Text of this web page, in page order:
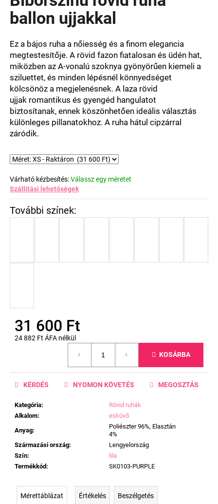
értékelése
5-
ből
csillag.
ballon ujjakkal
Ez a bájos ruha a nőiesség és a finom elegancia
megtestesítője. A rövid fazon fiatalosan és üdén hat,
miközben az A-vonalú szoknya gyönyörűen kiemeli a
sziluettet, és minden lépésnél könnyedséget
kölcsönöz a megjelenésnek. A laza rövid
ujjak romantikus és gyengéd hangulatot
biztosítanak, ennek köszönhetően ideális választás
különleges pillanatokhoz. A ruha hátul cipzárral
záródik.
Várható kézbesítés:Válassz egy méretet
Szállítási lehetőségek
31 600 Ft
24 882 Ft ÁFA nélkül
KOSÁRBA
Kategória:
Rövid ruhák
Alkalom:
esküvő
Anyag:
Poliészter 96%, Elasztán
4%
Származási ország:
Lengyelország
Szín:
lila
Termékkód : SK0103-PURPLE
KÉRDÉS NYOMON KÖVETÉS MEGOSZTÁS
Mérettáblázat Értékelés Beszélgetés